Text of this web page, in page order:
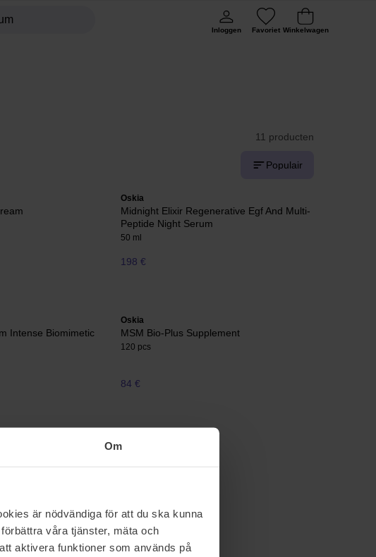
Om
är nödvändiga för att du ska kunna
våra tjänster, mäta och
aktivera funktioner som används på
Inloggen Favoriet Winkelwagen
11 producten
Populair
Oskia
Midnight Elixir Regenerative Egf And Multi-
Peptide Night Serum
50 ml
198 €
Intense Biomimetic
Oskia
MSM Bio-Plus Supplement
120 pcs
84 €